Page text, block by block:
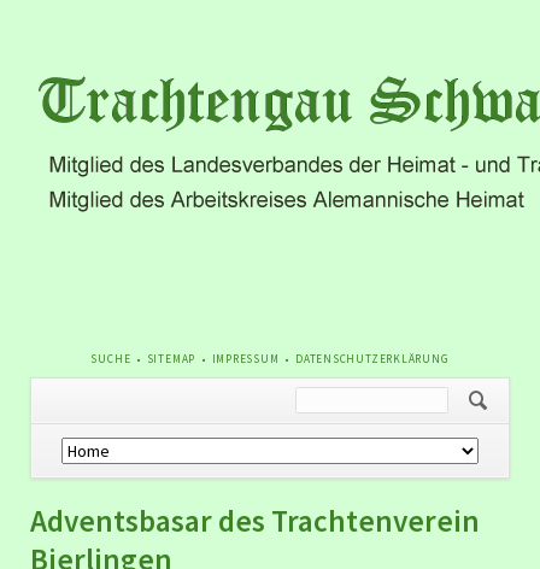
NAVIGATION
SUCHE SITEMAP IMPRESSUM DATENSCHUTZERKLÄRUNG
Navigation
überspringen
Adventsbasar des Trachtenverein
Bierlingen